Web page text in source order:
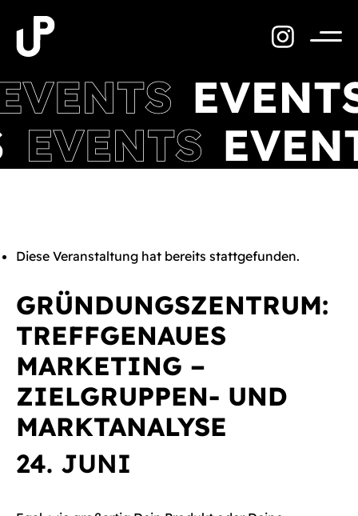
Inhalt
springen
Diese Veranstaltung hat bereits stattgefunden.
GRÜNDUNGSZENTRUM:
TREFFGENAUES
MARKETING –
ZIELGRUPPEN- UND
MARKTANALYSE
24. JUNI